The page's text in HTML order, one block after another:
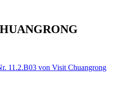
11.2.B03 von Visit Chuangrong